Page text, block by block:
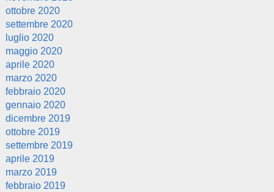
ottobre 2020
settembre 2020
luglio 2020
maggio 2020
aprile 2020
marzo 2020
febbraio 2020
gennaio 2020
dicembre 2019
ottobre 2019
settembre 2019
aprile 2019
marzo 2019
febbraio 2019